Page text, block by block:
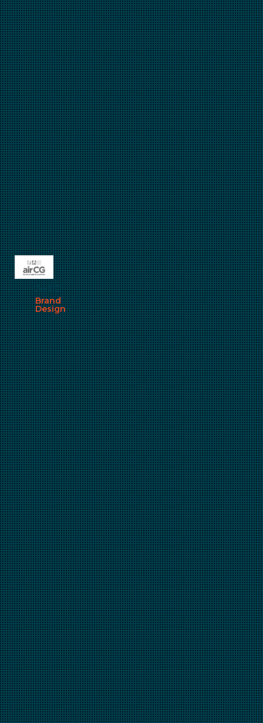
AirCG
Brand
Design